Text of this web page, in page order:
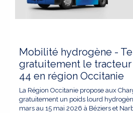
Mobilité hydrogène -
gratuitement le
44 en région Occitanie
La Région Occitanie propose aux
gratuitement un poids lourd
mars au 15 mai 2026 à Béziers et